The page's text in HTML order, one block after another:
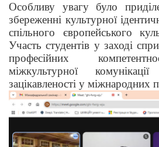
Особливу увагу було
збереженні культурної
спільного європейського
Участь студентів у заході
професійних
міжкультурної
зацікавленості у міжнародних